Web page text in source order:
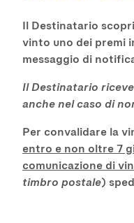
Il Destinatario
vinto uno dei premi
messaggio di
Il Destinatario
anche nel caso di
Per convalidare la
entro e non oltre 7
comunicazione di
timbro postale)